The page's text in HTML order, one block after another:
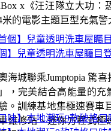
】兒童透明洗車屋矚目
海城聯乘Jumptopia 驚
，完美結合高能量的充
。訓練基地集極速賽車
維修站、迷你方程式極
x《汪汪隊立大功：
的電影主題巨型充氣警